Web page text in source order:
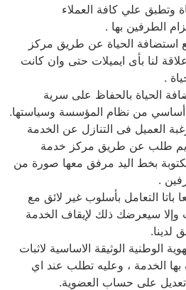
وتطبق علي كافة العملاء
الطرفين بها .
مع استضافة الحياة عن طريق مركز
لنا بأى ايميلات حتى وان كانت
.
الحياة بالحفاظ على سرية
من نظام المؤسسة وسياستها.
العميل فى التنازل عن الخدمة
طلب عن طريق مركز خدمة
بخط اليد مرفق معها صورة من
.
باتا التعامل بأسلوب غير لائق مع
وإلا سيعرضك ذلك لإيقاف الخدمة
لدينا.
الوطنية الوثيقة الاساسية لاثبات
الخدمة ، وعليه تطلب عند اي
على حساب العضوية.